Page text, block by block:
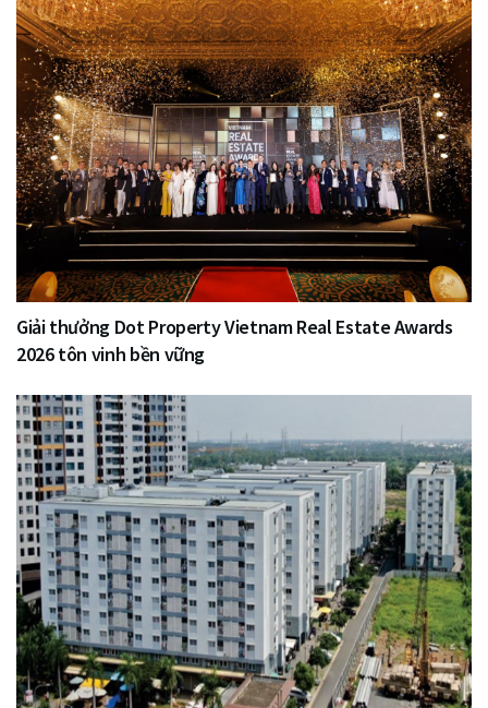
Giải thưởng Dot Property Vietnam Real Estate Awards
2026 tôn vinh bền vững